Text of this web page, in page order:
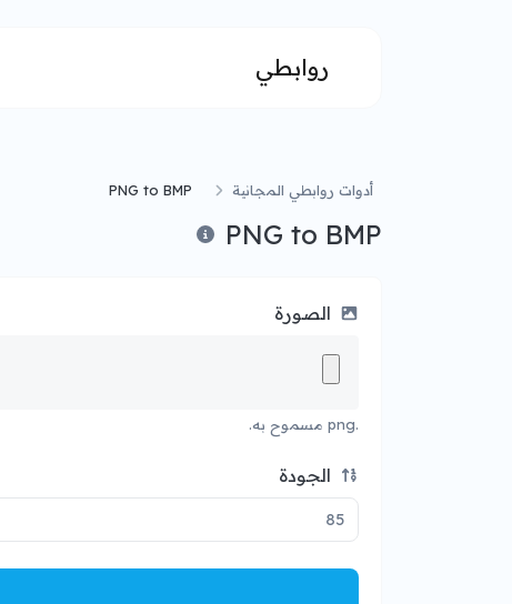
روابطي
أدوات روابطي المجانية PNG to BMP
PNG to BMP
الصورة
.png مسموح به.
الجودة